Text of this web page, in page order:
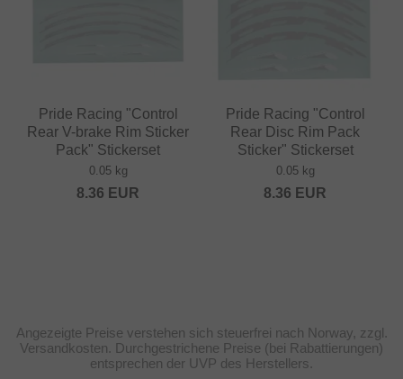
Pride Racing "Control
Rear V-brake Rim Sticker
Pack" Stickerset
0.05 kg
8.36 EUR
Pride Racing "Control
Rear Disc Rim Pack
Sticker" Stickerset
0.05 kg
8.36 EUR
Angezeigte Preise verstehen sich steuerfrei nach Norway, zzgl.
Versandkosten. Durchgestrichene Preise (bei Rabattierungen)
entsprechen der UVP des Herstellers.